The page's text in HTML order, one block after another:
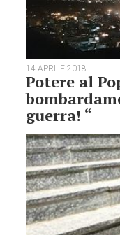
14 APRILE 2018
Potere al
guerra! “